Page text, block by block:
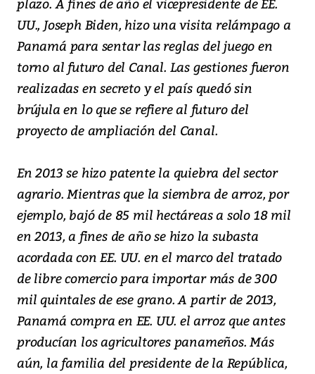
UU., Joseph Biden, hizo una visita relámpago a
Panamá para sentar las reglas del juego en
torno al futuro del Canal. Las gestiones fueron
realizadas en secreto y el país quedó sin
brújula en lo que se refiere al futuro del
proyecto de ampliación del Canal.
En 2013 se hizo patente la quiebra del sector
agrario. Mientras que la siembra de arroz, por
ejemplo, bajó de 85 mil hectáreas a solo 18 mil
en 2013, a fines de año se hizo la subasta
acordada con EE. UU. en el marco del tratado
de libre comercio para importar más de 300
mil quintales de ese grano. A partir de 2013,
Panamá compra en EE. UU. el arroz que antes
producían los agricultores panameños. Más
aún, la familia del presidente de la República,